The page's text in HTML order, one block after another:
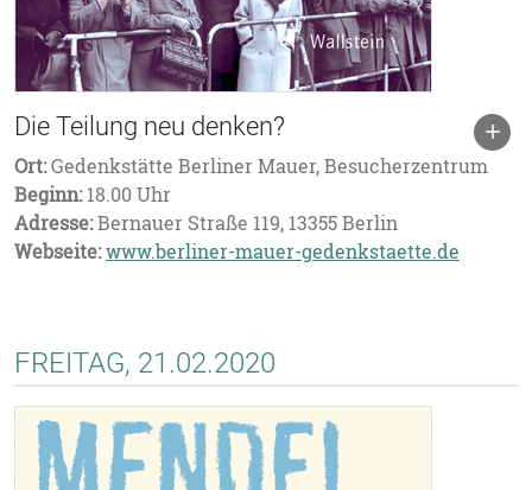
Die Teilung neu denken?
Ort:Gedenkstätte Berliner Mauer, Besucherzentrum
Beginn:18.00 Uhr
Adresse:Bernauer Straße 119, 13355 Berlin
Webseite:www.berliner-mauer-gedenkstaette.de
FREITAG, 21.02.2020